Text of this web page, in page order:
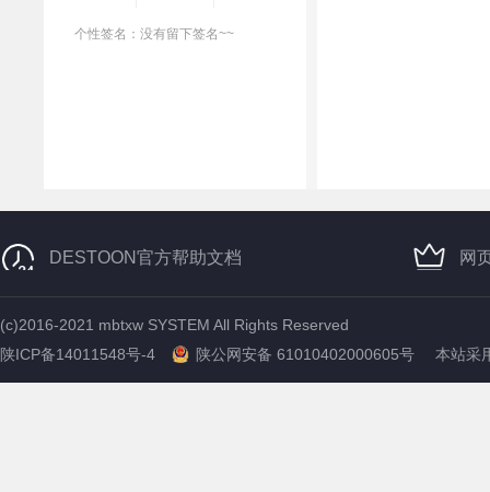
个性签名：没有留下签名~~
DESTOON官方帮助文档 网
(c)2016-2021 mbtxw SYSTEM All Rights Reserved
陕ICP备14011548号-4
陕公网安备 61010402000605号 本站采